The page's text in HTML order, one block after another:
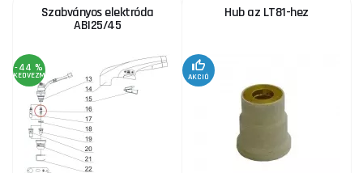
Hosszú fúvóka átmérője 1,2 mm az LT81 esetében
RAKTÁRON 3 195 Ft
Fúvóka 1,7 mm, A-101 / A-141 (TF-141) számára
Szabványos elektróda
ABI25/45
-44 %
KEDVEZMÉNY
Hub az LT81-hez
AKCIÓ